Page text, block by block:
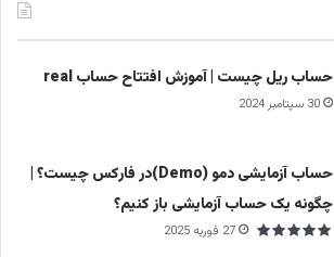
حساب ریل چیست | آموزش افتتاح حساب real
30 سپتامبر 2024
حساب آزمایشی دمو (Demo)در فارکس چیست؟ |
چگونه یک حساب آزمایشی باز کنیم؟
27 فوریه 2025